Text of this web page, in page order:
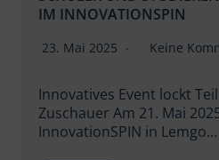
IM INNOVATIONSPIN
23. Mai 2025 Keine
Innovatives Event lockt
Zuschauer Am 21. Mai
InnovationSPIN in Lemgo…